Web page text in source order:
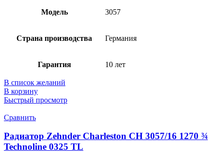
Модель 3057
Страна производства Германия
Гарантия 10 лет
В список желаний
В корзину
Быстрый просмотр
Сравнить
Радиатор Zehnder Charleston CH 3057/16 1270 ¾
Technoline 0325 TL